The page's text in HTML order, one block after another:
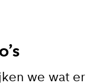
we wat er